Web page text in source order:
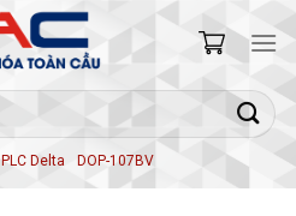
PLC Delta DOP-107BV